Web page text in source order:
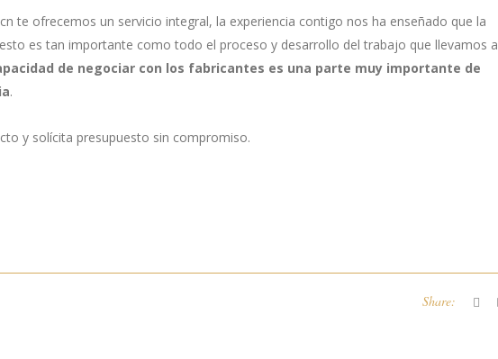
te ofrecemos un servicio integral, la experiencia contigo nos ha enseñado que la
es tan importante como todo el proceso y desarrollo del trabajo que llevamos a
de negociar con los fabricantes es una parte muy importante de
.
y solícita presupuesto sin compromiso.
Share: